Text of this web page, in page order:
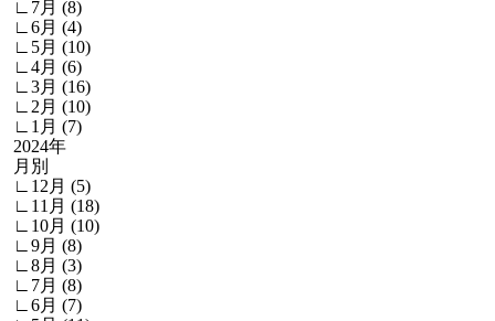
∟7月 (8)
∟6月 (4)
∟5月 (10)
∟4月 (6)
∟3月 (16)
∟2月 (10)
∟1月 (7)
2024年
月別
∟12月 (5)
∟11月 (18)
∟10月 (10)
∟9月 (8)
∟8月 (3)
∟7月 (8)
∟6月 (7)